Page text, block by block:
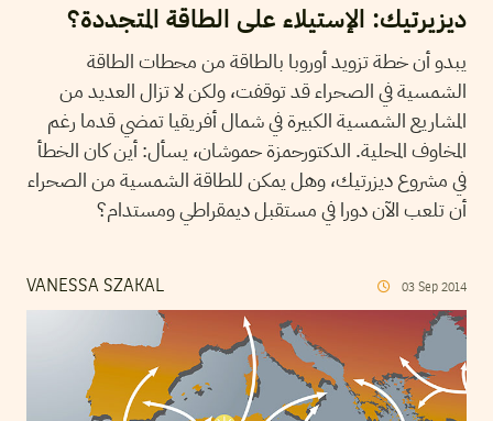
ديزيرتيك: الإستيلاء على الطاقة المتجددة؟
يبدو أن خطة تزويد أوروبا بالطاقة من محطات الطاقة
الشمسية في الصحراء قد توقفت، ولكن لا تزال العديد من
المشاريع الشمسية الكبيرة في شمال أفريقيا تمضي قدما رغم
المخاوف المحلية. الدكتورحمزة حموشان، يسأل: أين كان الخطأ
في مشروع ديزرتيك، وهل يمكن للطاقة الشمسية من الصحراء
أن تلعب الآن دورا في مستقبل ديمقراطي ومستدام؟
VANESSA SZAKAL 03 Sep 2014